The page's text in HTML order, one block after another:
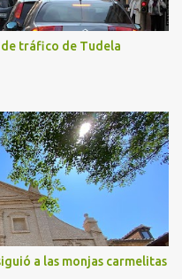
tráfico de Tudela
a las monjas carmelitas